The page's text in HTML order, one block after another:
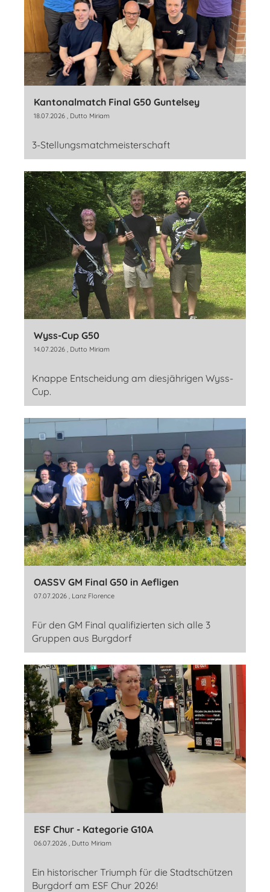
Kantonalmatch Final G50 Guntelsey
18.07.2026 , Dutto Miriam
3-Stellungsmatchmeisterschaft
Wyss-Cup G50
14.07.2026 , Dutto Miriam
Knappe Entscheidung am diesjährigen Wyss-
Cup.
OASSV GM Final G50 in Aefligen
07.07.2026 , Lanz Florence
Für den GM Final qualifizierten sich alle 3
Gruppen aus Burgdorf
ESF Chur - Kategorie G10A
06.07.2026 , Dutto Miriam
Ein historischer Triumph für die Stadtschützen
Burgdorf am ESF Chur 2026!